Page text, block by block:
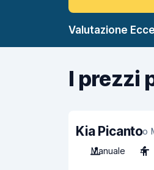
Valutazione
I prezzi
Kia Picantoo
Manuale
4